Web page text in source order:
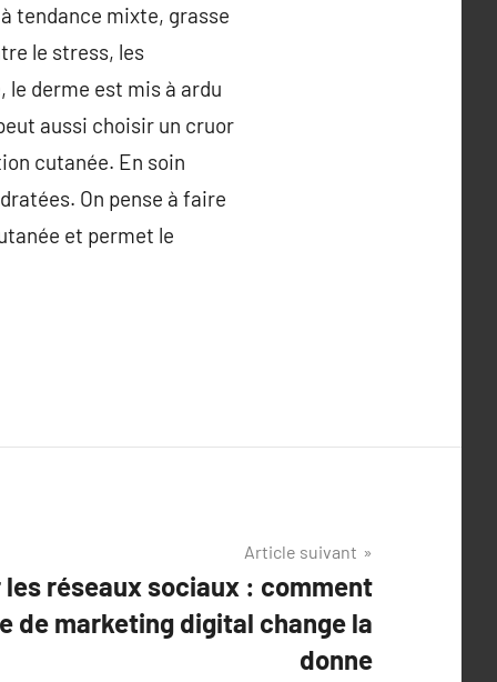
tendance mixte, grasse
le stress, les
derme est mis à ardu
aussi choisir un cruor
cutanée. En soin
On pense à faire
et permet le
Article suivant
les réseaux sociaux : comment
de marketing digital change la
donne